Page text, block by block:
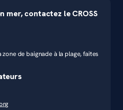
mer, contactez le CROSS
de baignade à la plage, faites